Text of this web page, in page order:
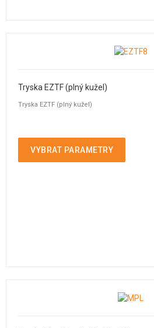
Tryska EZTF (plný kužel)
Tryska EZTF (plný kužel)
VYBRAT PARAMETRY